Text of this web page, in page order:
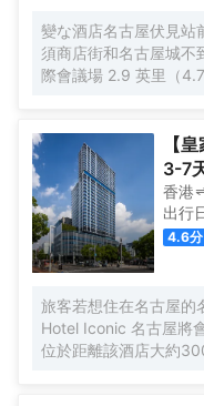
變な酒店名古屋伏見站
須商店街和名古屋城不
際會議場 2.9 英里（
台服務、前台保管箱和
車。 有 110 間空調客
家的舒適。提供免費無
室提供免費洗浴用品和
壺；而且每天提供客房
【
3-7
香港
出行
4.6分
旅客若想住在名古屋的
Hotel Iconic 名古屋將
位於距離該酒店大約